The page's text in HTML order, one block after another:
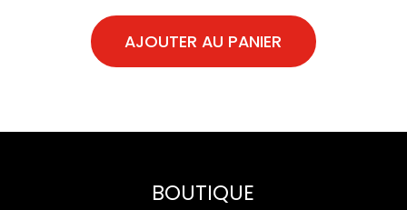
AJOUTER AU PANIER
BOUTIQUE